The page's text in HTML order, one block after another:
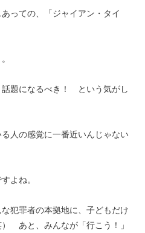
っての、「ジャイアン・タイ
題になるべき！ という気がし
人の感覚に一番近いんじゃない
よね。
犯罪者の本拠地に、子どもだけ
あと、みんなが「行こう！」